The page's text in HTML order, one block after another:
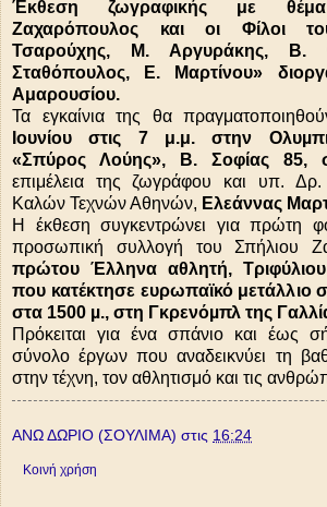
Έκθεση ζωγραφικής με
Ζαχαρόπουλος και οι Φίλοι
Τσαρούχης, Μ. Αργυράκης, Β.
Σταθόπουλος, Ε. Μαρτίνου»
Αμαρουσίου.
Τα εγκαίνια της θα
Ιουνίου στις 7 μ.μ. στην
«Σπύρος Λούης», Β. Σοφίας 85,
επιμέλεια της ζωγράφου και υπ.
Καλών Τεχνών Αθηνών, Ελεάννας
Η έκθεση συγκεντρώνει για πρώτη
προσωπική συλλογή του Σπήλιου
πρώτου Έλληνα αθλητή,
που κατέκτησε ευρωπαϊκό μετάλλιο
στα 1500 µ., στη Γκρενόµπλ της
Πρόκειται για ένα σπάνιο και έως
σύνολο έργων που αναδεικνύει τη
στην τέχνη, τον αθλητισμό και τις
ΑΝΩ ΔΩΡΙΟ (ΣΟΥΛΙΜΑ) στις 16:24
Κοινή χρήση